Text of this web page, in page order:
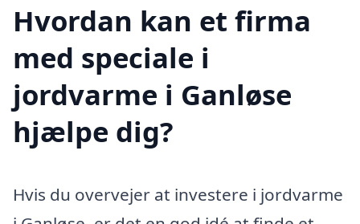
Hvordan kan et firma
med speciale i
jordvarme i Ganløse
hjælpe dig?
Hvis du overvejer at investere i jordvarme